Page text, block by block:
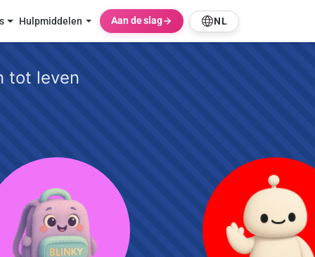
Hulpmiddelen Aan de slag NL
tot leven